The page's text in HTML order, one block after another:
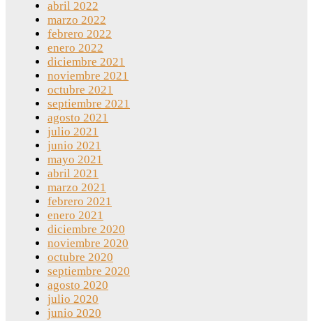
abril 2022
marzo 2022
febrero 2022
enero 2022
diciembre 2021
noviembre 2021
octubre 2021
septiembre 2021
agosto 2021
julio 2021
junio 2021
mayo 2021
abril 2021
marzo 2021
febrero 2021
enero 2021
diciembre 2020
noviembre 2020
octubre 2020
septiembre 2020
agosto 2020
julio 2020
junio 2020